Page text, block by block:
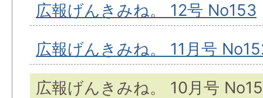
広報げんきみね。 12号 No153
広報げんきみね。 11月号
広報げんきみね。 10月号